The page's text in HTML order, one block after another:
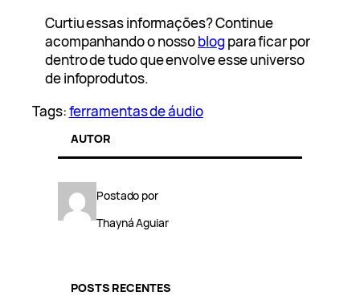
Curtiu essas informações? Continue
acompanhando o nossoblog para ficar por
dentro de tudo que envolve esse universo
de infoprodutos.
Tags:ferramentas de áudio
AUTOR
Postado por
Thayná Aguiar
POSTS RECENTES